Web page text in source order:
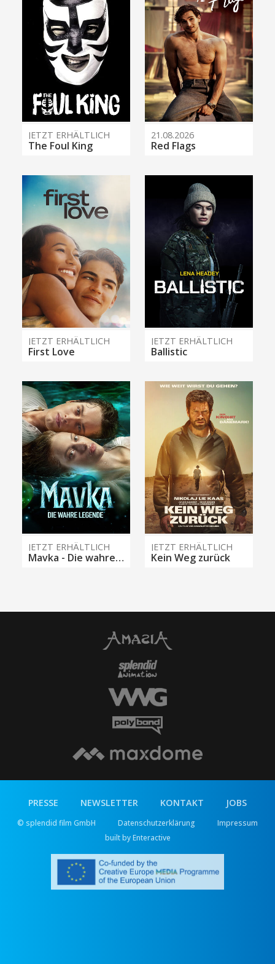
JETZT ERHÄLTLICH
The Foul King
21.08.2026
Red Flags
JETZT ERHÄLTLICH
First Love
JETZT ERHÄLTLICH
Ballistic
JETZT ERHÄLTLICH
Mavka - Die wahre Legende
JETZT ERHÄLTLICH
Kein Weg zurück
PRESSE NEWSLETTER KONTAKT JOBS
© splendid film GmbH Datenschutzerklärung
Impressum
built by Enteractive